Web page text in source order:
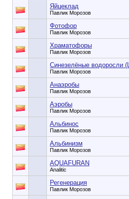
Яйцеклад
Павлик Морозов
Фотофор
Павлик Морозов
Храматофоры
Павлик Морозов
Синезелёные водоросли
Павлик Морозов
Анаэробы
Павлик Морозов
Аэробы
Павлик Морозов
Альбинос
Павлик Морозов
Альбинизм
Павлик Морозов
AQUAFURAN
Analitic
Регенерация
Павлик Морозов